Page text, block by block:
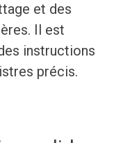
et des
Il est
instructions
précis.